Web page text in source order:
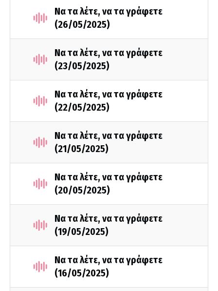
Να τα λέτε, να τα γράφετε
(26/05/2025)
Να τα λέτε, να τα γράφετε
(23/05/2025)
Να τα λέτε, να τα γράφετε
(22/05/2025)
Να τα λέτε, να τα γράφετε
(21/05/2025)
Να τα λέτε, να τα γράφετε
(20/05/2025)
Να τα λέτε, να τα γράφετε
(19/05/2025)
Να τα λέτε, να τα γράφετε
(16/05/2025)